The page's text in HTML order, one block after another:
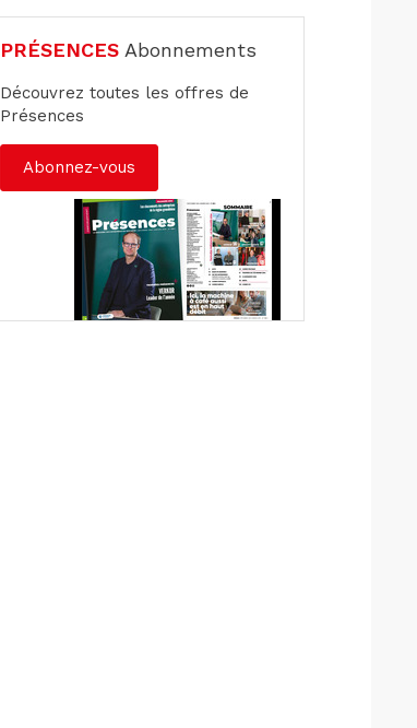
PRÉSENCES Abonnements
Découvrez toutes les offres de
Présences
Abonnez-vous